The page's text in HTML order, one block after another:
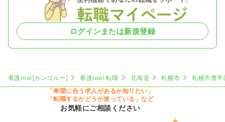
ログインまたは新規登録
看護roo![カンゴルー] 看護roo! 転職 北海道 札幌市
札幌市豊平
「希望に合う求人があるか知りたい」
「転職するかどうか迷っている」など
お気軽にご相談ください